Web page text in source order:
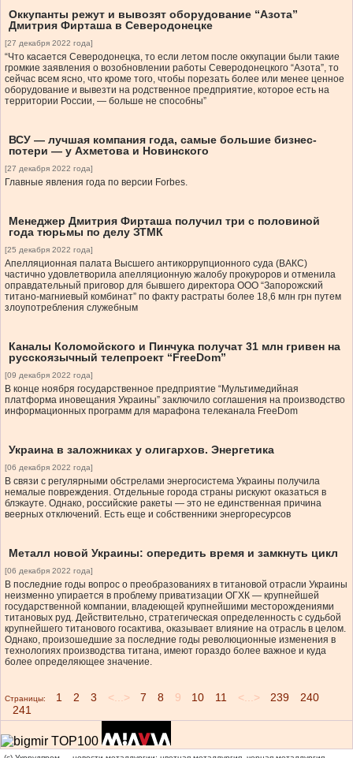
Оккупанты режут и вывозят оборудование “Азота”
Дмитрия Фирташа в Северодонецке
[27 декабря 2022 года]
“Что касается Северодонецка, то если летом после оккупации были такие
громкие заявления о возобновлении работы Северодонецкого “Азота”, то
сейчас всем ясно, что кроме того, чтобы порезать более или менее ценное
оборудование и вывезти на родственное предприятие, которое есть на
территории России, — больше не способны”
ВСУ — лучшая компания года, самые большие бизнес-
потери — у Ахметова и Новинского
[27 декабря 2022 года]
Главные явления года по версии Forbes.
Менеджер Дмитрия Фирташа получил три с половиной
года тюрьмы по делу ЗТМК
[25 декабря 2022 года]
Апелляционная палата Высшего антикоррупционного суда (ВАКС)
частично удовлетворила апелляционную жалобу прокуроров и отменила
оправдательный приговор для бывшего директора ООО “Запорожский
титано-магниевый комбинат” по факту растраты более 18,6 млн грн путем
злоупотребления служебным
Каналы Коломойского и Пинчука получат 31 млн гривен на
русскоязычный телепроект “FreeDom”
[09 декабря 2022 года]
В конце ноября государственное предприятие “Мультимедийная
платформа иновещания Украины” заключило соглашения на производство
информационных программ для марафона телеканала FreeDom
Украина в заложниках у олигархов. Энергетика
[06 декабря 2022 года]
В связи с регулярными обстрелами энергосистема Украины получила
немалые повреждения. Отдельные города страны рискуют оказаться в
блэкауте. Однако, российские ракеты — это не единственная причина
веерных отключений. Есть еще и собственники энергоресурсов
Металл новой Украины: опередить время и замкнуть цикл
[06 декабря 2022 года]
В последние годы вопрос о преобразованиях в титановой отрасли Украины
неизменно упирается в проблему приватизации ОГХК — крупнейшей
государственной компании, владеющей крупнейшими месторождениями
титановых руд. Действительно, стратегическая определенность с судьбой
крупнейшего титанового госактива, оказывает влияние на отрасль в целом.
Однако, произошедшие за последние годы революционные изменения в
технологиях производства титана, имеют гораздо более важное и куда
более определяющее значение.
Страницы: 1 2 3 <...> 7 8 9 10 11 <...> 239
240
241